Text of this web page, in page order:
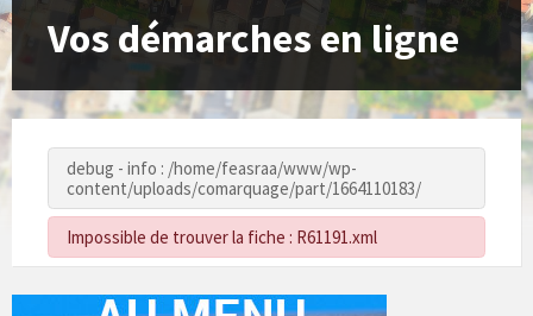
Vos démarches en ligne
debug - info : /home/feasraa/www/wp-
content/uploads/comarquage/part/1664110183/
Impossible de trouver la fiche : R61191.xml